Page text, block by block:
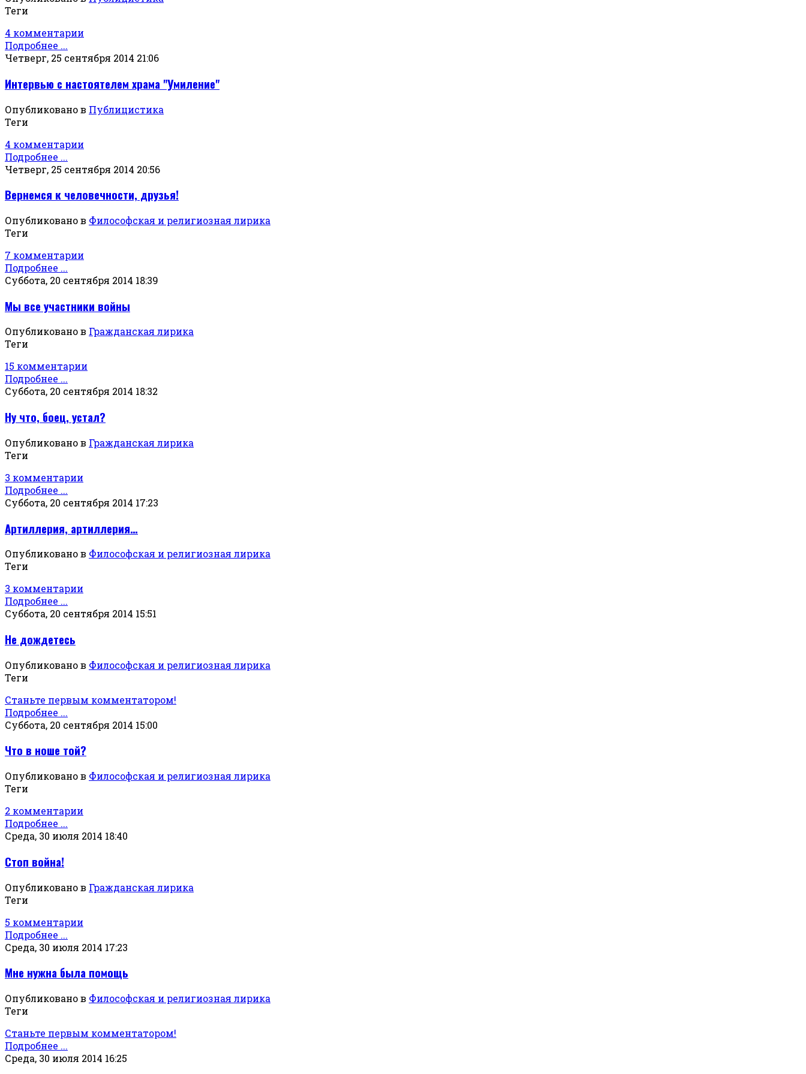
Теги
4 комментарии
Подробнее ...
Четверг, 25 сентября 2014 21:06
Интервью с настоятелем храма "Умиление"
Опубликовано в Публицистика
Теги
4 комментарии
Подробнее ...
Четверг, 25 сентября 2014 20:56
Вернемся к человечности, друзья!
Опубликовано в Философская и религиозная лирика
Теги
7 комментарии
Подробнее ...
Суббота, 20 сентября 2014 18:39
Мы все участники войны
Опубликовано в Гражданская лирика
Теги
15 комментарии
Подробнее ...
Суббота, 20 сентября 2014 18:32
Ну что, боец, устал?
Опубликовано в Гражданская лирика
Теги
3 комментарии
Подробнее ...
Суббота, 20 сентября 2014 17:23
Артиллерия, артиллерия…
Опубликовано в Философская и религиозная лирика
Теги
3 комментарии
Подробнее ...
Суббота, 20 сентября 2014 15:51
Не дождетесь
Опубликовано в Философская и религиозная лирика
Теги
Станьте первым комментатором!
Подробнее ...
Суббота, 20 сентября 2014 15:00
Что в ноше той?
Опубликовано в Философская и религиозная лирика
Теги
2 комментарии
Подробнее ...
Среда, 30 июля 2014 18:40
Стоп война!
Опубликовано в Гражданская лирика
Теги
5 комментарии
Подробнее ...
Среда, 30 июля 2014 17:23
Мне нужна была помощь
Опубликовано в Философская и религиозная лирика
Теги
Станьте первым комментатором!
Подробнее ...
Среда, 30 июля 2014 16:25